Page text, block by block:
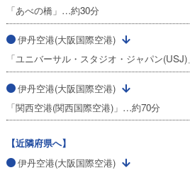
「あべの橋」…約30分
伊丹空港(大阪国際空港)
「ユニバーサル・スタジオ・ジャパン
伊丹空港(大阪国際空港)
「関西空港(関西国際空港)」…約70分
【近隣府県へ】
伊丹空港(大阪国際空港)